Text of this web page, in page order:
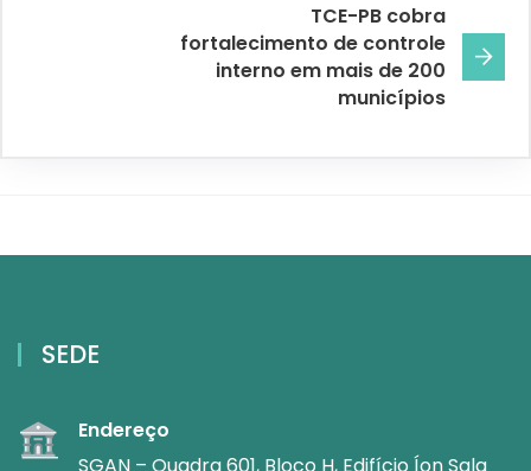
TCE-PB cobra
fortalecimento de controle
interno em mais de 200
municípios
SEDE
Endereço